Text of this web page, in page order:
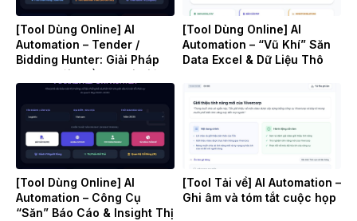
[Tool Dùng Online] AI
Automation – Tender /
Bidding Hunter: Giải Pháp
“Săn” Gói Thầu & Soi Giá
Đối Thủ B2B Tự Động
[Tool Dùng Online] AI
Automation – “Vũ Khí” Săn
Data Excel & Dữ Liệu Thô
Nghiệp
[Tool Dùng Online] AI
Automation – Công Cụ
“Săn” Báo Cáo & Insight Thị
[Tool Tải về] AI Automation –
Ghi âm và tóm tắt cuộc họp